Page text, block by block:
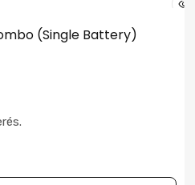
(Single Battery)